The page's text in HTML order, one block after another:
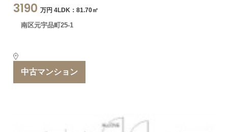
3190 万円 4LDK：81.70㎡
南区元宇品町25-1
中古マンション